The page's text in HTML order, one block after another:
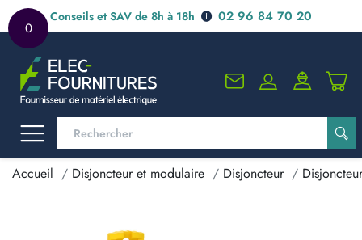
0
Conseils et SAV de 8h à 18h 02 96 84 70 20
Accueil Disjoncteur et modulaire Disjoncteur